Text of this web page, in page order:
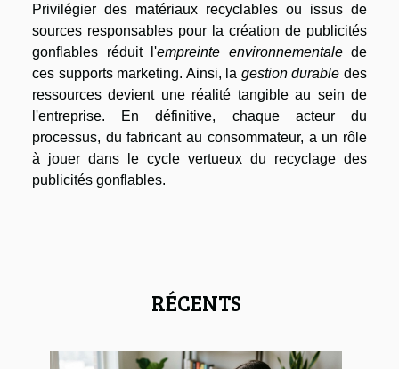
Privilégier des matériaux recyclables ou issus de
sources responsables pour la création de publicités
gonflables réduit l'empreinte environnementalede
ces supports marketing. Ainsi, la gestion durable des
ressources devient une réalité tangible au sein de
l'entreprise. En définitive, chaque acteur du
processus, du fabricant au consommateur, a un rôle
à jouer dans le cycle vertueux du recyclage des
publicités gonflables.
RÉCENTS